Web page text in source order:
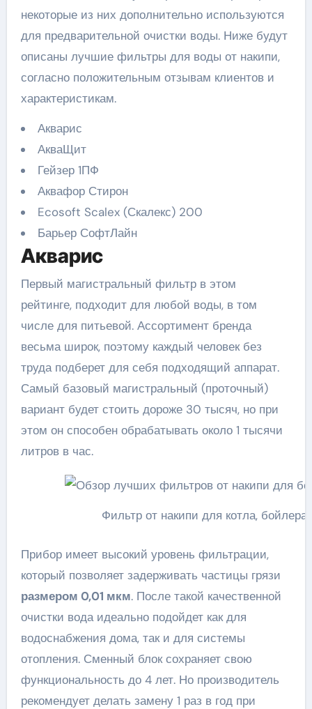
некоторые из них дополнительно используются
для предварительной очистки воды. Ниже будут
описаны лучшие фильтры для воды от накипи,
согласно положительным отзывам клиентов и
характеристикам.
Акварис
АкваЩит
Гейзер 1ПФ
Аквафор Стирон
Ecosoft Scalex (Скалекс) 200
Барьер СофтЛайн
Акварис
Первый магистральный фильтр в этом
рейтинге, подходит для любой воды, в том
числе для питьевой. Ассортимент бренда
весьма широк, поэтому каждый человек без
труда подберет для себя подходящий аппарат.
Самый базовый магистральный (проточный)
вариант будет стоить дороже 30 тысяч, но при
этом он способен обрабатывать около 1 тысячи
литров в час.
Фильтр от накипи для котла,
Прибор имеет высокий уровень фильтрации,
который позволяет задерживать частицы грязи
размером 0,01 мкм. После такой качественной
очистки вода идеально подойдет как для
водоснабжения дома, так и для системы
отопления. Сменный блок сохраняет свою
функциональность до 4 лет. Но производитель
рекомендует делать замену 1 раз в год при